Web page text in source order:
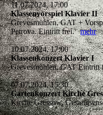
11.07.2024, 17:00
Klassenvorspiel Klavier II
Grevesmühlen, GAT +
Petrova. Eintritt frei.mehr
10.07.2024, 17:00
Klassenkonzert Klavier I
Grevesmühlen, GAT
07.07.2024, 15:30
Gartenkonzert Kirche
Kirche Gressow,